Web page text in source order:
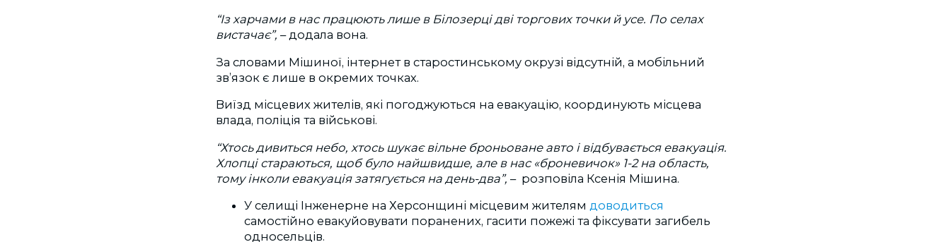
“Із харчами в нас працюють лише в Білозерці дві торгових точки й усе. По селах
вистачає”, – додала вона.
За словами Мішиної, інтернет в старостинському окрузі відсутній, а мобільний
зв’язок є лише в окремих точках.
Виїзд місцевих жителів, які погоджуються на евакуацію, координують місцева
влада, поліція та військові.
“Хтось дивиться небо, хтось шукає вільне броньоване авто і відбувається евакуація.
Хлопці стараються, щоб було найшвидше, але в нас «броневичок» 1-2 на область,
тому інколи евакуація затягується на день-два”, – розповіла Ксенія Мішина.
У селищі Інженерне на Херсонщині місцевим жителям доводиться
самостійно евакуйовувати поранених, гасити пожежі та фіксувати загибель
односельців.